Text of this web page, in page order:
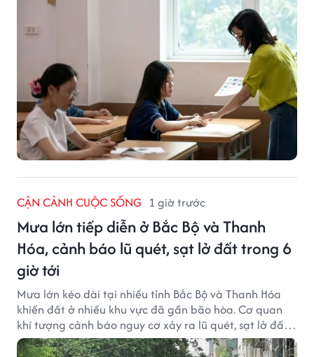
CẬN CẢNH CUỘC SỐNG 1 giờ trước
Mưa lớn tiếp diễn ở Bắc Bộ và Thanh
Hóa, cảnh báo lũ quét, sạt lở đất trong 6
giờ tới
Mưa lớn kéo dài tại nhiều tỉnh Bắc Bộ và Thanh Hóa
khiến đất ở nhiều khu vực đã gần bão hòa. Cơ quan
khí tượng cảnh báo nguy cơ xảy ra lũ quét, sạt lở đất
trong những giờ tới.